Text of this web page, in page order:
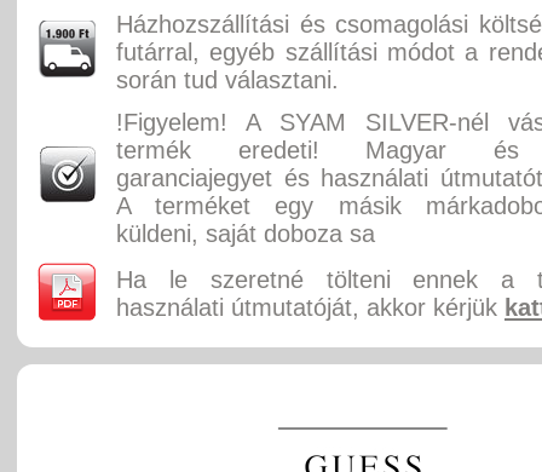
Házhozszállítási és csomagolási
futárral, egyéb szállítási módot a
során tud választani.
!Figyelem! A SYAM SILVER-nél
termék eredeti! Magyar és
garanciajegyet és használati
A terméket egy másik
küldeni, saját doboza sa
Ha le szeretné tölteni ennek a
használati útmutatóját, akkor kérjük